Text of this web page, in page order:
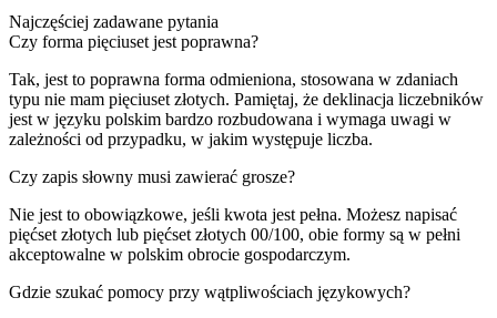
Najczęściej zadawane pytania
Czy forma pięciuset jest poprawna?
Tak, jest to poprawna forma odmieniona, stosowana w zdaniach
typu nie mam pięciuset złotych. Pamiętaj, że deklinacja liczebników
jest w języku polskim bardzo rozbudowana i wymaga uwagi w
zależności od przypadku, w jakim występuje liczba.
Czy zapis słowny musi zawierać grosze?
Nie jest to obowiązkowe, jeśli kwota jest pełna. Możesz napisać
pięćset złotych lub pięćset złotych 00/100, obie formy są w pełni
akceptowalne w polskim obrocie gospodarczym.
Gdzie szukać pomocy przy wątpliwościach językowych?